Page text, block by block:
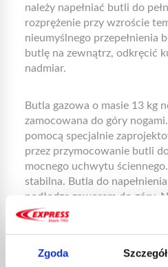
Zgoda
należy napełniać butli do
rozprężenie przy wzroście
nieumyślnego przepełnienia
butlę na zewnątrz, odkręcić
nadmiar.
Butla gazowa o masie 13 kg
zamocowana do góry
pomocą specjalnie
przez przymocowanie butli
mocnego uchwytu
stabilna. Butla do
podłodze zaworem do góry.
dwóch butli bezpośrednio.
złączki do napełniania z
sprawdź z pomocą płynu z